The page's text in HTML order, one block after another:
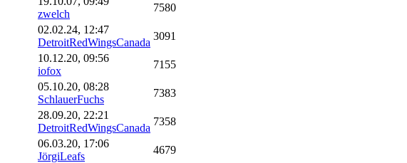
zwelch
7580
02.02.24, 12:47
DetroitRedWingsCanada
3091
10.12.20, 09:56
iofox
7155
05.10.20, 08:28
SchlauerFuchs
7383
28.09.20, 22:21
DetroitRedWingsCanada
7358
06.03.20, 17:06
JörgiLeafs
4679